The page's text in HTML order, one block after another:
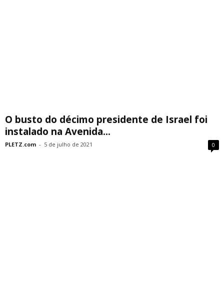
O busto do décimo presidente de Israel foi
instalado na Avenida...
PLETZ.com - 5 de julho de 2021 0